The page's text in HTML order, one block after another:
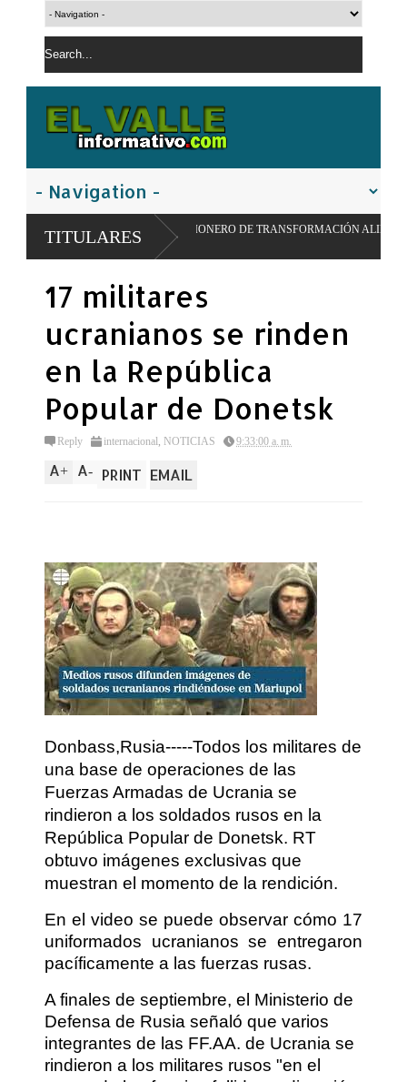
TITULARES
MODELO PIONERO DE TRANSFORMACIÓN ALIMENTARIA Y REDES
17 militares
ucranianos se rinden
en la República
Popular de Donetsk
Reply internacional, NOTICIAS 9:33:00 a. m.
A+ A- PRINT EMAIL
Donbass,Rusia-----Todos los militares de
una base de operaciones de las
Fuerzas Armadas de Ucrania se
rindieron a los soldados rusos en la
República Popular de Donetsk. RT
obtuvo imágenes exclusivas que
muestran el momento de la rendición.
En el video se puede observar cómo 17
uniformados ucranianos se entregaron
pacíficamente a las fuerzas rusas.
A finales de septiembre, el Ministerio de
Defensa de Rusia señaló que varios
integrantes de las FF.AA. de Ucrania se
rindieron a los militares rusos "en el